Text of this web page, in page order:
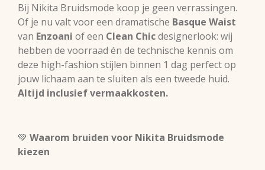
Bij Nikita Bruidsmode koop je geen verrassingen.
Of je nu valt voor een dramatische Basque Waist
van Enzoani of een Clean Chicdesignerlook: wij
hebben de voorraad én de technische kennis om
deze high-fashion stijlen binnen 1 dag perfect op
jouw lichaam aan te sluiten als een tweede huid.
Altijd inclusief vermaakkosten.
💚 Waarom bruiden voor Nikita Bruidsmode
kiezen